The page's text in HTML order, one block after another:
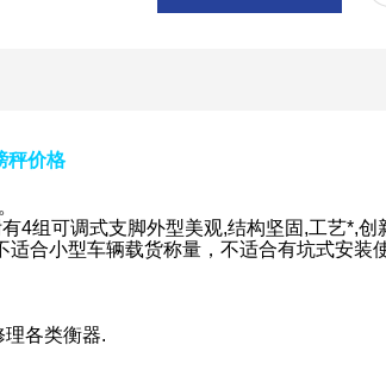
秤价格
4组可调式支脚外型美观,结构坚固,工艺*,创
合小型车辆载货称量，不适合有坑式安装
理各类衡器.